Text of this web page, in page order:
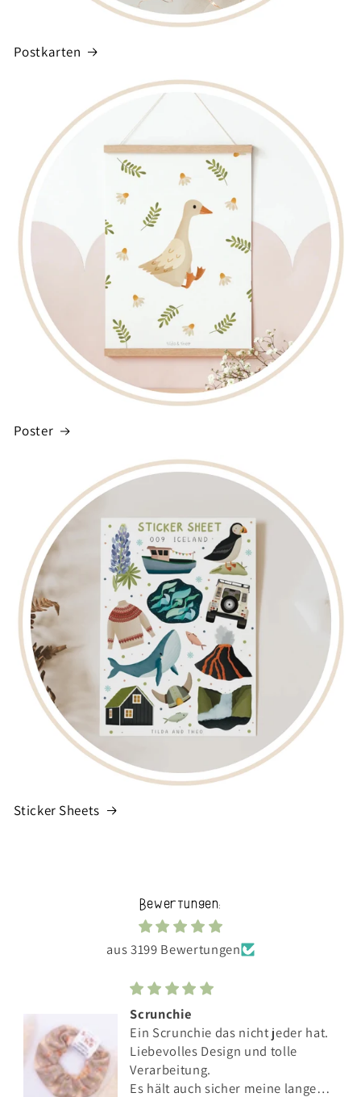
Postkarten
Poster
Sticker Sheets
Bewertungen:
aus 3199 Bewertungen
Scrunchie
Ein Scrunchie das nicht jeder hat.
Liebevolles Design und tolle
Verarbeitung.
Es hält auch sicher meine langen